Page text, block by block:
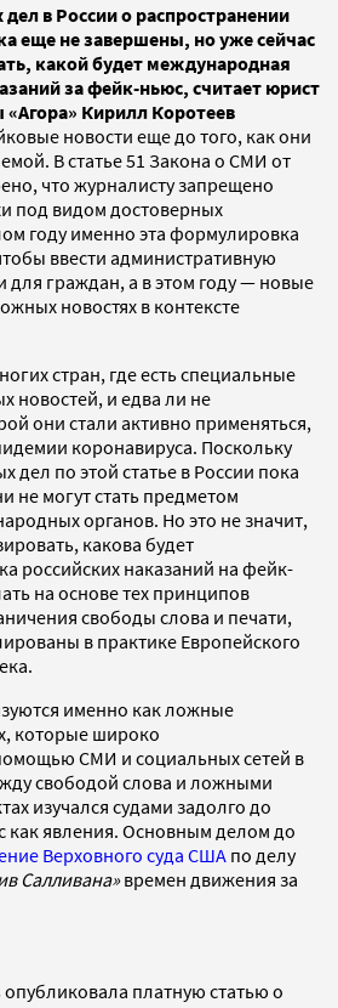
в России о распространении
еще не завершены, но уже сейчас
какой будет международная
за фейк-ньюс, считает юрист
Кирилл Коротеев
новости еще до того, как они
В статье 51 Закона о СМИ от
что журналисту запрещено
под видом достоверных
году именно эта формулировка
ввести административную
для граждан, а в этом году — новые
новостях в контексте
стран, где есть специальные
новостей, и едва ли не
они стали активно применяться,
коронавируса. Поскольку
дел по этой статье в России пока
не могут стать предметом
органов. Но это не значит,
какова будет
российских наказаний на фейк-
на основе тех принципов
свободы слова и печати,
в практике Европейского
именно как ложные
которые широко
СМИ и социальных сетей в
свободой слова и ложными
изучался судами задолго до
как явления. Основным делом до
Верховного суда США по делу
Салливана»времен движения за
опубликовала платную статью о